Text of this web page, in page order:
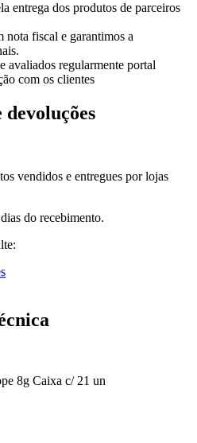
entrega dos produtos de parceiros
nota fiscal e garantimos a
avaliados regularmente portal
com os clientes
vendidos e entregues por lojas
do recebimento.
8g Caixa c/ 21 un